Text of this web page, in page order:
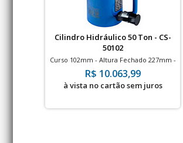
Cilindro Hidráulico 50 Ton - CS-
50102
Curso 102mm - Altura Fechado 227mm -
700bar
R$ 10.063,99
à vista no cartão sem juros